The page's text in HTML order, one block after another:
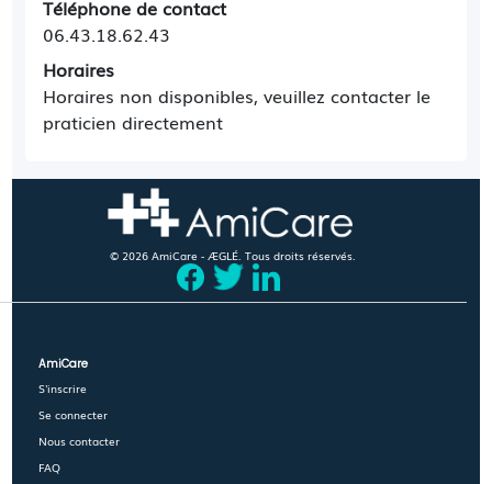
Téléphone de contact
06.43.18.62.43
Horaires
Horaires non disponibles, veuillez contacter le
praticien directement
© 2026 AmiCare - ÆGLÉ. Tous droits réservés.
AmiCare
S'inscrire
Se connecter
Nous contacter
FAQ